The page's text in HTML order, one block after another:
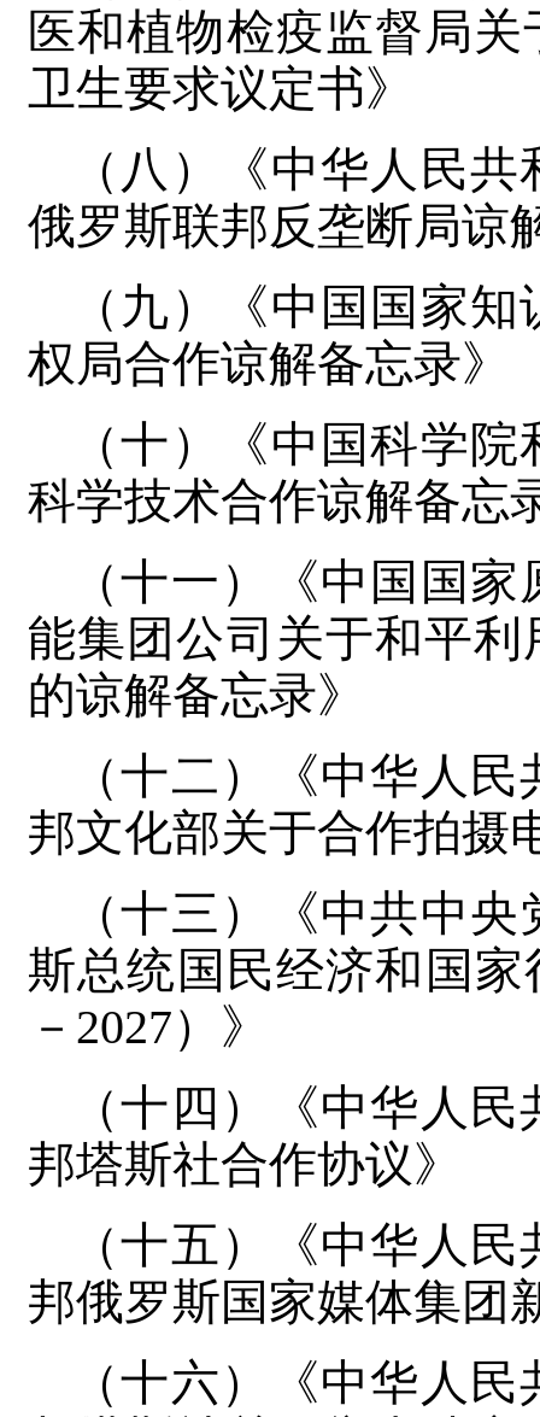
医和植物检疫监督局
卫生要求议定书》
（八）《中华人民
俄罗斯联邦反垄断局谅
（九）《中国国家
权局合作谅解备忘录》
（十）《中国科学
科学技术合作谅解备忘
（十一）《中国国
能集团公司关于和平
的谅解备忘录》
（十二）《中华人
邦文化部关于合作拍摄
（十三）《中共中
斯总统国民经济和国
－2027）》
（十四）《中华人
邦塔斯社合作协议》
（十五）《中华人
邦俄罗斯国家媒体集团
（十六）《中华人